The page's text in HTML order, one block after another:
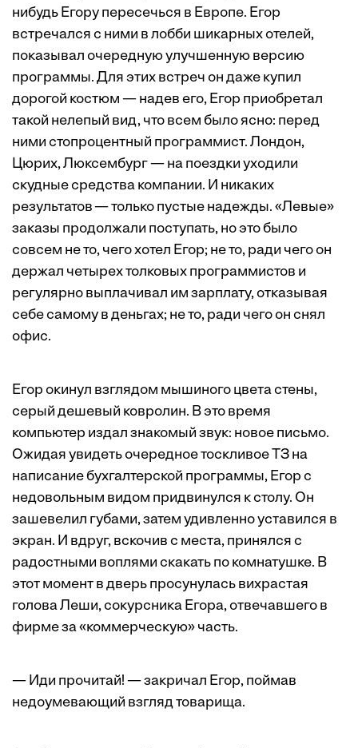
нибудь Егору пересечься в Европе. Егор
встречался с ними в лобби шикарных отелей,
показывал очередную улучшенную версию
программы. Для этих встреч он даже купил
дорогой костюм — надев его, Егор приобретал
такой нелепый вид, что всем было ясно: перед
ними стопроцентный программист. Лондон,
Цюрих, Люксембург — на поездки уходили
скудные средства компании. И никаких
результатов — только пустые надежды. «Левые»
заказы продолжали поступать, но это было
совсем не то, чего хотел Егор; не то, ради чего он
держал четырех толковых программистов и
регулярно выплачивал им зарплату, отказывая
себе самому в деньгах; не то, ради чего он снял
офис.
Егор окинул взглядом мышиного цвета стены,
серый дешевый ковролин. В это время
компьютер издал знакомый звук: новое письмо.
Ожидая увидеть очередное тоскливое ТЗ на
написание бухгалтерской программы, Егор с
недовольным видом придвинулся к столу. Он
зашевелил губами, затем удивленно уставился в
экран. И вдруг, вскочив с места, принялся с
радостными воплями скакать по комнатушке. В
этот момент в дверь просунулась вихрастая
голова Леши, сокурсника Егора, отвечавшего в
фирме за «коммерческую» часть.
— Иди прочитай! — закричал Егор, поймав
недоумевающий взгляд товарища.